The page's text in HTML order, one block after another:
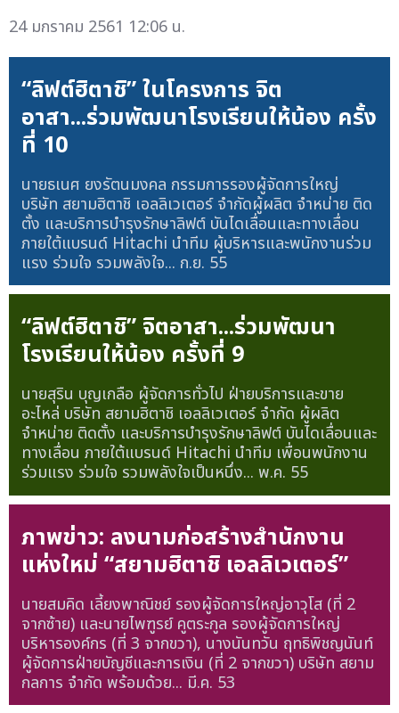
24 มกราคม 2561 12:06 น.
“ลิฟต์ฮิตาชิ” ในโครงการ จิต
อาสา...ร่วมพัฒนาโรงเรียนให้น้อง ครั้ง
ที่ 10
นายธเนศ ยงรัตนมงคล กรรมการรองผู้จัดการใหญ่
บริษัท สยามฮิตาชิ เอลลิเวเตอร์ จำกัดผู้ผลิต จำหน่าย ติด
ตั้ง และบริการบำรุงรักษาลิฟต์ บันไดเลื่อนและทางเลื่อน
ภายใต้แบรนด์ Hitachi นำทีม ผู้บริหารและพนักงานร่วม
แรง ร่วมใจ รวมพลังใจ... ก.ย. 55
“ลิฟต์ฮิตาชิ” จิตอาสา...ร่วมพัฒนา
โรงเรียนให้น้อง ครั้งที่ 9
นายสุริน บุญเกลือ ผู้จัดการทั่วไป ฝ่ายบริการและขาย
อะไหล่ บริษัท สยามฮิตาชิ เอลลิเวเตอร์ จำกัด ผู้ผลิต
จำหน่าย ติดตั้ง และบริการบำรุงรักษาลิฟต์ บันไดเลื่อนและ
ทางเลื่อน ภายใต้แบรนด์ Hitachi นำทีม เพื่อนพนักงาน
ร่วมแรง ร่วมใจ รวมพลังใจเป็นหนึ่ง... พ.ค. 55
ภาพข่าว: ลงนามก่อสร้างสำนักงาน
แห่งใหม่ “สยามฮิตาชิ เอลลิเวเตอร์”
นายสมคิด เลี้ยงพาณิชย์ รองผู้จัดการใหญ่อาวุโส (ที่ 2
จากซ้าย) และนายไพฑูรย์ คูตระกูล รองผู้จัดการใหญ่
บริหารองค์กร (ที่ 3 จากขวา), นางนันทวัน ฤทธิพิชญนันท์
ผู้จัดการฝ่ายบัญชีและการเงิน (ที่ 2 จากขวา) บริษัท สยาม
กลการ จำกัด พร้อมด้วย... มี.ค. 53